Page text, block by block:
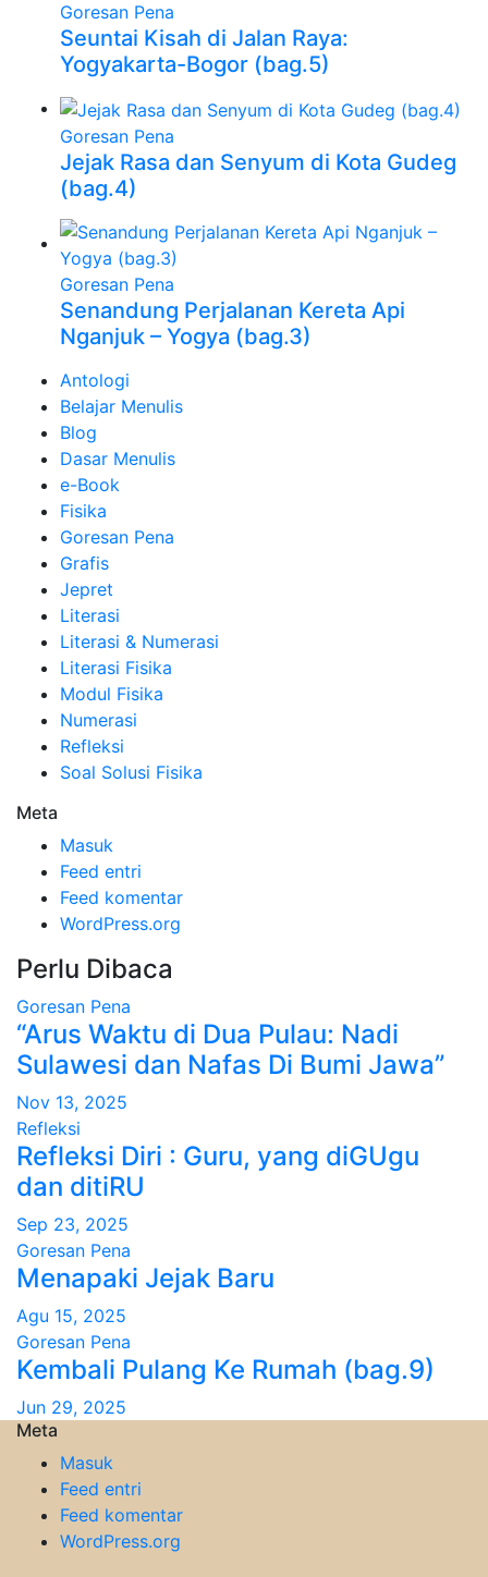
Goresan Pena
Seuntai Kisah di Jalan Raya:
Yogyakarta-Bogor (bag.5)
Goresan Pena
Jejak Rasa dan Senyum di Kota Gudeg
(bag.4)
Goresan Pena
Senandung Perjalanan Kereta Api
Nganjuk – Yogya (bag.3)
Antologi
Belajar Menulis
Blog
Dasar Menulis
e-Book
Fisika
Goresan Pena
Grafis
Jepret
Literasi
Literasi & Numerasi
Literasi Fisika
Modul Fisika
Numerasi
Refleksi
Soal Solusi Fisika
Meta
Masuk
Feed entri
Feed komentar
WordPress.org
Perlu Dibaca
Goresan Pena
“Arus Waktu di Dua Pulau: Nadi
Sulawesi dan Nafas Di Bumi Jawa”
Nov 13, 2025
Refleksi
Refleksi Diri : Guru, yang diGUgu
dan ditiRU
Sep 23, 2025
Goresan Pena
Menapaki Jejak Baru
Agu 15, 2025
Goresan Pena
Kembali Pulang Ke Rumah (bag.9)
Jun 29, 2025
Meta
Masuk
Feed entri
Feed komentar
WordPress.org